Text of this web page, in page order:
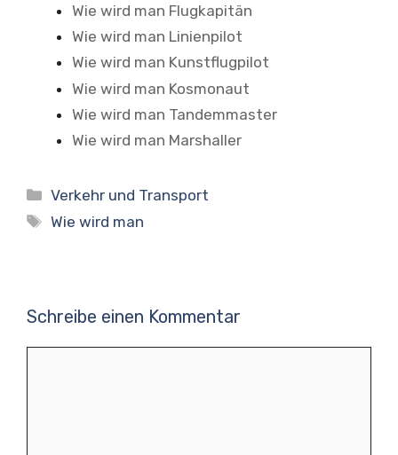
Wie wird man Flugkapitän
Wie wird man Linienpilot
Wie wird man Kunstflugpilot
Wie wird man Kosmonaut
Wie wird man Tandemmaster
Wie wird man Marshaller
Kategorien
Verkehr und Transport
Schlagwörter
Wie wird man
Schreibe einen Kommentar